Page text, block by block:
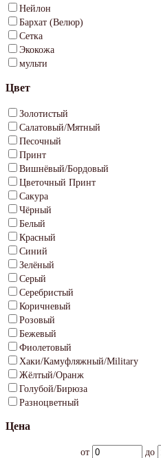
Нейлон
Бархат (Велюр)
Сетка
Экокожа
мульти
Цвет
Золотистый
Салатовый/Мятный
Песочный
Принт
Вишнёвый/Бордовый
Цветочный Принт
Сакура
Чёрный
Белый
Красный
Синий
Зелёный
Серый
Серебристый
Коричневый
Розовый
Бежевый
Фиолетовый
Хаки/Камуфляжный/Military
Жёлтый/Оранж
Голубой/Бирюза
Разноцветный
Цена
от до